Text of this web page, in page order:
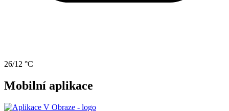
26/12 °C
Mobilní aplikace